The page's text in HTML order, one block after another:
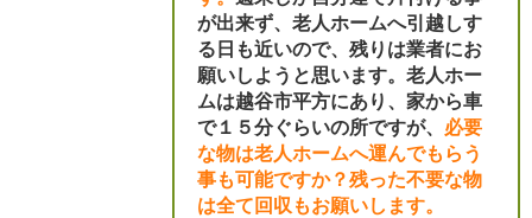
が出来ず、老人ホームへ引越しす
る日も近いので、残りは業者にお
願いしようと思います。老人ホー
ムは越谷市平方にあり、家から車
で１５分ぐらいの所ですが、 必要
な物は老人ホームへ運んでもらう
事も可能ですか？残った不要な物
は全て回収もお願いします。